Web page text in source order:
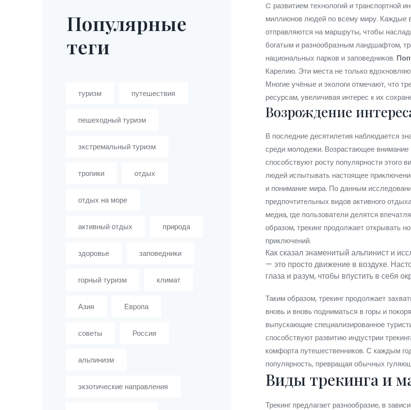
C развитием технологий и транспортной
миллионов людей по всему миру. Каждые
отправляются на маршруты, чтобы
богатым и разнообразным ландшафтом,
национальных парков и заповедников.
Карелию. Эти места не только
Многие учёные и экологи отмечают, что
ресурсам, увеличивая интерес к их
Возрождение
В последние десятилетия наблюдается
среди молодежи. Возрастающее внимание
способствуют росту популярности этого
людей испытывать настоящее
и понимание мира. По данным
предпочтительных видов активного
медиа, где пользователи делятся
образом, трекинг продолжает открывать
приключений.
Как сказал знаменитый альпинист и
— это просто движение в воздухе.
глаза и разум, чтобы впустить в себя
Таким образом, трекинг продолжает
вновь и вновь подниматься в горы и
выпускающие специализированное
способствуют развитию индустрии
комфорта путешественников. С каждым
популярность, превращая обычных
Виды трекинга и
Трекинг предлагает разнообразие, в
Популярные
теги
туризм путешествия
пешеходный туризм
экстремальный туризм
тропики отдых
отдых на море
активный отдых природа
здоровье заповедники
горный туризм климат
Азия Европа
советы Россия
альпинизм
экзотические направления